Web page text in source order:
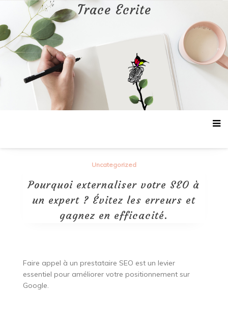
contenu
Trace Ecrite
Uncategorized
Pourquoi externaliser votre SEO à
un expert ? Évitez les erreurs et
gagnez en efficacité.
Faire appel à un prestataire SEO est un levier
essentiel pour améliorer votre positionnement sur
Google.